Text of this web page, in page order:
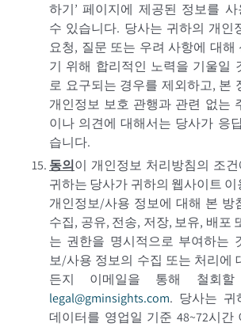
하기’ 페이지에 제공된 정보를
수 있습니다. 당사는 귀하의 개인
요청, 질문 또는 우려 사항에 대해
기 위해 합리적인 노력을 기울일
로 요구되는 경우를 제외하고, 본
개인정보 보호 관행과 관련 없는
이나 의견에 대해서는 당사가 응
습니다.
동의이 개인정보 처리방침의 조
귀하는 당사가 귀하의 웹사이트
개인정보/사용 정보에 대해 본 방
수집, 공유, 전송, 저장, 보유, 배포
는 권한을 명시적으로 부여하는
보/사용 정보의 수집 또는 처리에
든지 이메일을 통해 철회
legal@gminsights.com. 당사는 귀
데이터를 영업일 기준 48~72시간